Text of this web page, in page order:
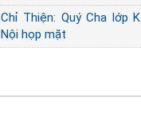
Chỉ Thiện: Quý Cha lớp
Nội họp mặt